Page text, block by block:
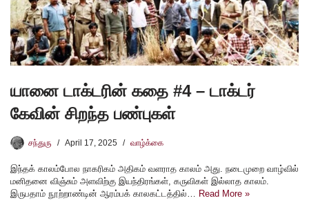
யானை டாக்டரின் கதை #4 – டாக்டர்
கேவின் சிறந்த பண்புகள்
சந்துரு April 17, 2025 வாழ்க்கை
இந்தக் காலம்போல நாகரிகம் அதிகம் வளராத காலம் அது. நடைமுறை வாழ்வில்
மனிதனை விஞ்சும் அளவிற்கு இயந்திரங்கள், கருவிகள் இல்லாத காலம்.
இருபதாம் நூற்றாண்டின் ஆரம்பக் காலகட்டத்தில்… Read More »